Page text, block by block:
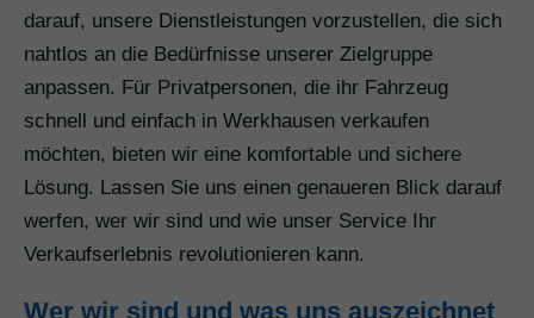
darauf, unsere Dienstleistungen vorzustellen, die sich
nahtlos an die Bedürfnisse unserer Zielgruppe
anpassen. Für Privatpersonen, die ihr Fahrzeug
schnell und einfach in Werkhausen verkaufen
möchten, bieten wir eine komfortable und sichere
Lösung. Lassen Sie uns einen genaueren Blick darauf
werfen, wer wir sind und wie unser Service Ihr
Verkaufserlebnis revolutionieren kann.
Wer wir sind und was uns auszeichnet